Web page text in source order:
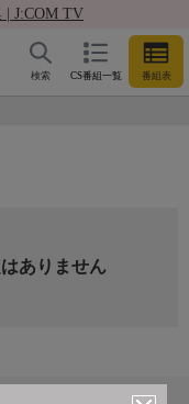
| J:COM TV
CS番組一覧 番組表
検索
ありません